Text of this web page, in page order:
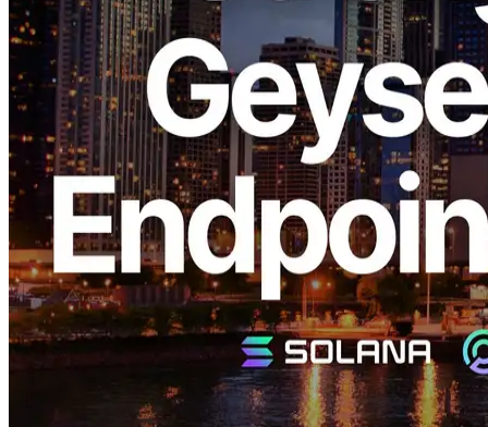
Solana Geyser gRPC ใช้จุดปลายร่วมกัน Chicago และเขตกว้าง
ขับเคลื่อนโดยความต้องการที่เพิ่มขึ้นอย่างรวดเร็ว ผ่าน
อเมริกาเหนือและทั่วโลก การขยายนี้ได้ปรับปรุงความเสถียร
ของการเชื่อมต่ออย่างมีนัยสําคัญ
โหนดที่อัพเกรดแล้ว รับเอาการปรับแต่งที่มีประสิทธิภาพสูง ที่
ถูกขับเคลื่อนจากรุ่นที่ 5 รุ่นล่าสุด AMD EPYC ซีพียู เมื่อ เทียบ
กับ การปรับแต่ง ที่ เคย มี อยู่ ก่อน หน้า นี้ ทั้ง ความ สามารถ ใน
การ ประมวล และ การ ผ่าน การ ประมวล ได้ ดี ขึ้น ทํา ให้
สามารถ จัด การ กับ ข้อมูล ได้ เร็ว ขึ้น และ มั่นคง ยิ่ง ขึ้น.
พื้นหลัง
ERPC ก้าวหน้าอย่างต่อเนื่อง การปรับปรุงเส้นทางการสื่อสารที่
ผ่าน Solana เครือข่าย. ในทวีปอเมริกาเหนือ การจราจรได้เพิ่ม
ขึ้น Chicagoซึ่งทําหน้าที่เป็นศูนย์กลาง เชื่อมโยงภูมิภาคตะวัน